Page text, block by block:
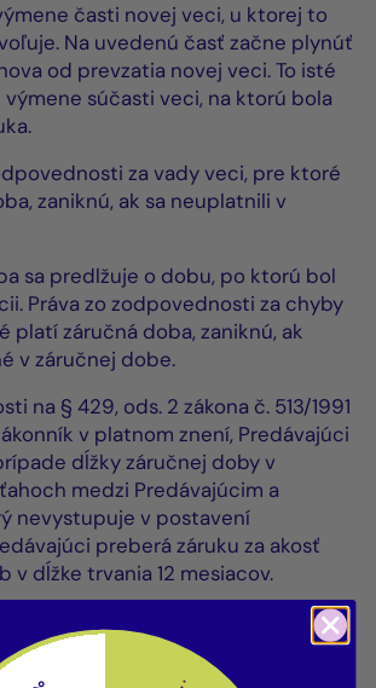
časti novej veci, u ktorej to
Na uvedenú časť začne plynúť
od prevzatia novej veci. To isté
súčasti veci, na ktorú bola
za vady veci, pre ktoré
zaniknú, ak sa neuplatnili v
sa predlžuje o dobu, po ktorú bol
Práva zo zodpovednosti za chyby
platí záručná doba, zaniknú, ak
v záručnej dobe.
na § 429, ods. 2 zákona č. 513/1991
v platnom znení, Predávajúci
dĺžky záručnej doby v
medzi Predávajúcim a
nevystupuje v postavení
preberá záruku za akosť
v dĺžke trvania 12 mesiacov.
plynúť v zmysle ustanovenia Čl.
poriadku.